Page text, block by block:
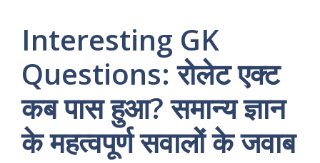
Interesting GK
Questions: रोलेट एक्ट
कब पास हुआ? समान्य ज्ञान
के महत्वपूर्ण सवालों के जवाब